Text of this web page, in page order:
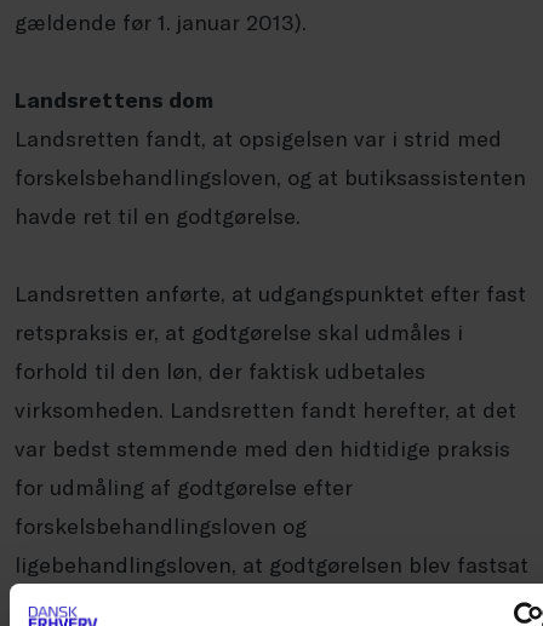
gældende før 1. januar 2013).
Landsrettens dom
Landsretten fandt, at opsigelsen var i strid med
forskelsbehandlingsloven, og at butiksassistenten
havde ret til en godtgørelse.
Landsretten anførte, at udgangspunktet efter fast
retspraksis er, at godtgørelse skal udmåles i
forhold til den løn, der faktisk udbetales
virksomheden. Landsretten fandt herefter, at det
var bedst stemmende med den hidtidige praksis
for udmåling af godtgørelse efter
forskelsbehandlingsloven og
ligebehandlingsloven, at godtgørelsen blev fastsat
med udgangspunkt i virksomhedens faktiske